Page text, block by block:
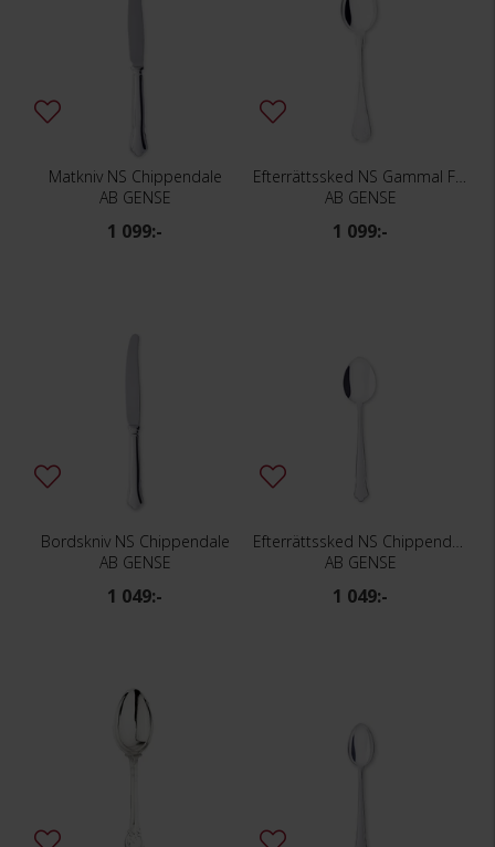
Matkniv NS Chippendale
AB GENSE
1 099:-
Efterrättssked NS Gammal Fransk
AB GENSE
1 099:-
Bordskniv NS Chippendale
AB GENSE
1 049:-
Efterrättssked NS Chippendale
AB GENSE
1 049:-